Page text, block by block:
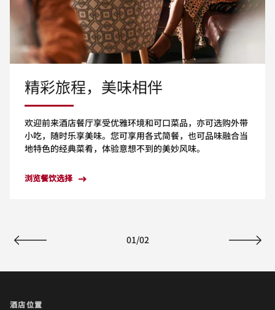
精彩旅程，美味相伴
欢迎前来酒店餐厅享受优雅环境和可口菜品，亦可选购外带
小吃，随时乐享美味。您可享用各式简餐，也可品味融合当
地特色的经典菜肴，体验意想不到的美妙风味。
浏览餐饮选择
01/02
酒店位置